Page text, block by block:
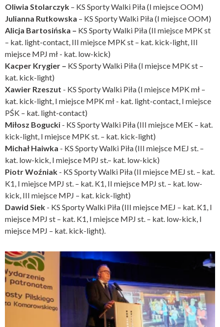
Oliwia Stolarczyk – KS Sporty Walki Piła (I miejsce OOM)
Julianna Rutkowska – KS Sporty Walki Piła (I miejsce OOM)
Alicja Bartosińska – KS Sporty Walki Piła (II miejsce MPK st
– kat. light-contact, III miejsce MPK st – kat. kick-light, III
miejsce MPJ mł - kat. low-kick)
Kacper Krygier – KS Sporty Walki Piła (I miejsce MPK st –
kat. kick-light)
Xawier Rzeszut - KS Sporty Walki Piła (I miejsce MPK mł –
kat. kick-light, I miejsce MPK mł - kat. light-contact, I miejsce
PŚK – kat. light-contact)
Miłosz Bogucki - KS Sporty Walki Piła (III miejsce MEK – kat.
kick-light, I miejsce MPK st. – kat. kick-light)
Michał Haiwka - KS Sporty Walki Piła (III miejsce MEJ st. –
kat. low-kick, I miejsce MPJ st.– kat. low-kick)
Piotr Woźniak - KS Sporty Walki Piła (II miejsce MEJ st. – kat.
K1, I miejsce MPJ st. – kat. K1, II miejsce MPJ st. – kat. low-
kick, III miejsce MPJ – kat. kick-light)
Dawid Siek - KS Sporty Walki Piła (III miejsce MEJ – kat. K1, I
miejsce MPJ st – kat. K1, I miejsce MPJ st. – kat. low-kick, I
miejsce MPJ – kat. kick-light).